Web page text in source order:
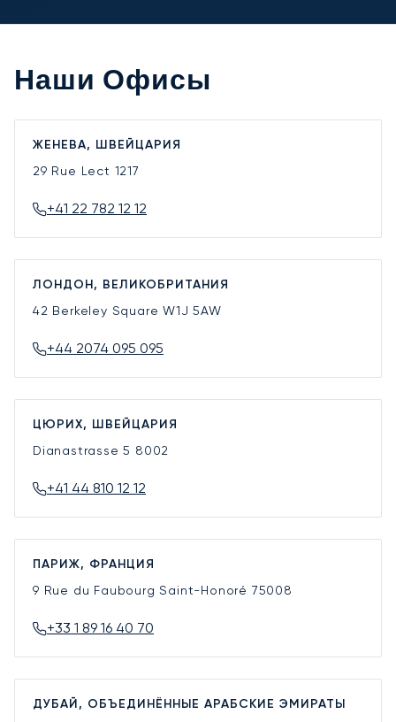
Наши Офисы
ЖЕНЕВА, ШВЕЙЦАРИЯ
29 Rue Lect 1217
+41 22 782 12 12
ЛОНДОН, ВЕЛИКОБРИТАНИЯ
42 Berkeley SquareW1J 5AW
+44 2074 095 095
ЦЮРИХ, ШВЕЙЦАРИЯ
Dianastrasse 5 8002
+41 44 810 12 12
ПАРИЖ, ФРАНЦИЯ
9 Rue du Faubourg Saint-Honoré 75008
+33 1 89 16 40 70
ДУБАЙ, ОБЪЕДИНЁННЫЕ АРАБСКИЕ ЭМИРАТЫ